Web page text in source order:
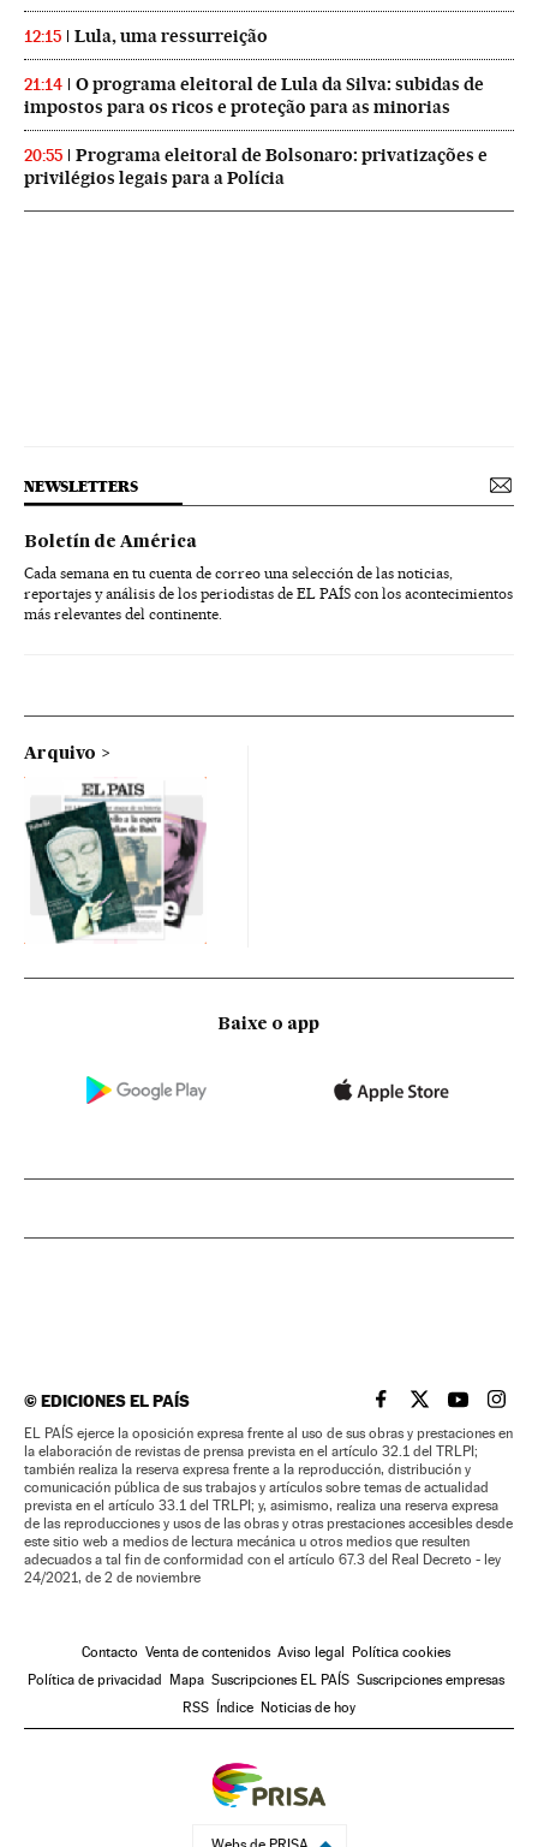
12:15 Lula, uma ressurreição
21:14
O programa eleitoral de Lula da Silva: subidas de
impostos para os ricos e proteção para as minorias
20:55
Programa eleitoral de Bolsonaro: privatizações e
privilégios legais para a Polícia
NEWSLETTERS
Boletín de América
Cada semana en tu cuenta de correo una selección de las noticias,
reportajes y análisis de los periodistas de EL PAÍS con los acontecimientos
más relevantes del continente.
Arquivo
Baixe o app
©EDICIONES EL PAÍS EL PAÍS BRASIL EN
EL PAÍSEL PAÍS
EL
EL PAÍS ejerce la oposición expresa frente al uso de sus obras y prestaciones en
la elaboración de revistas de prensa prevista en el artículo 32.1 del TRLPI;
también realiza la reserva expresa frente a la reproducción, distribución y
comunicación pública de sus trabajos y artículos sobre temas de actualidad
prevista en el artículo 33.1 del TRLPI; y, asimismo, realiza una reserva expresa
de las reproducciones y usos de las obras y otras prestaciones accesibles desde
este sitio web a medios de lectura mecánica u otros medios que resulten
adecuados a tal fin de conformidad con el artículo 67.3 del Real Decreto - ley
24/2021, de 2 de noviembre
Contacto Venta de contenidos Aviso legal
Política cookies
Política de privacidad
Mapa Suscripciones EL PAÍS Suscripciones empresas
RSS
Índice Noticias de hoy